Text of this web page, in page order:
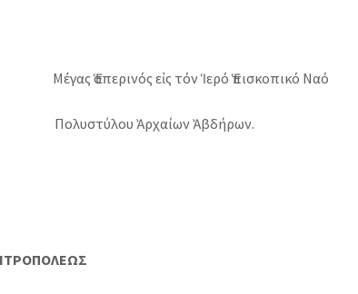
Ἑσπερινός εἰς τόν Ἱερό Ἑπισκοπικό Ναό
Πολυστύλου Ἀρχαίων Ἀβδήρων.